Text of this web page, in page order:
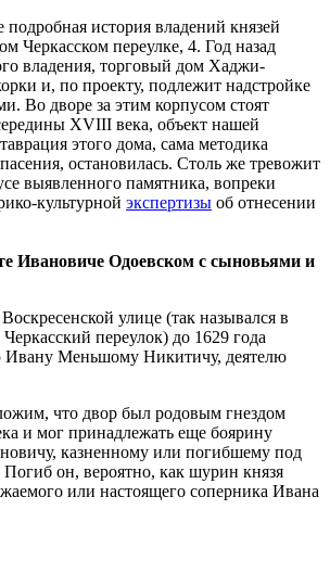
история владений князей
Черкасском переулке, 4. Год назад
владения, торговый дом Хаджи-
и, по проекту, подлежит надстройке
Во дворе за этим корпусом стоят
XVIII века, объект нашей
этого дома, сама методика
остановилась. Столь же тревожит
выявленного памятника, вопреки
культурной экспертизы об отнесении
Ивановиче Одоевском с сыновьями и
улице (так назывался в
переулок) до 1629 года
Ивану Меньшому Никитичу, деятелю
что двор был родовым гнездом
и мог принадлежать еще боярину
казненному или погибшему под
он, вероятно, как шурин князя
или настоящего соперника Ивана